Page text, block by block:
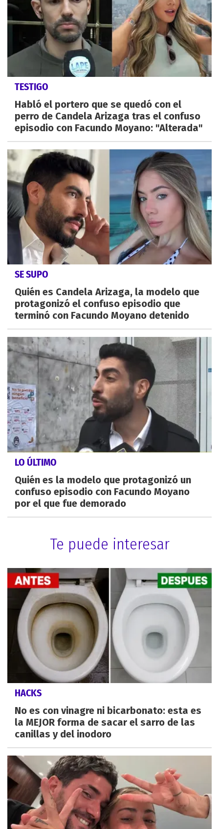
TESTIGO
Habló el portero que se quedó con el
perro de Candela Arizaga tras el confuso
episodio con Facundo Moyano: "Alterada"
SE SUPO
Quién es Candela Arizaga, la modelo que
protagonizó el confuso episodio que
terminó con Facundo Moyano detenido
LO ÚLTIMO
Quién es la modelo que protagonizó un
confuso episodio con Facundo Moyano
por el que fue demorado
Te puede interesar
HACKS
No es con vinagre ni bicarbonato: esta es
la MEJOR forma de sacar el sarro de las
canillas y del inodoro